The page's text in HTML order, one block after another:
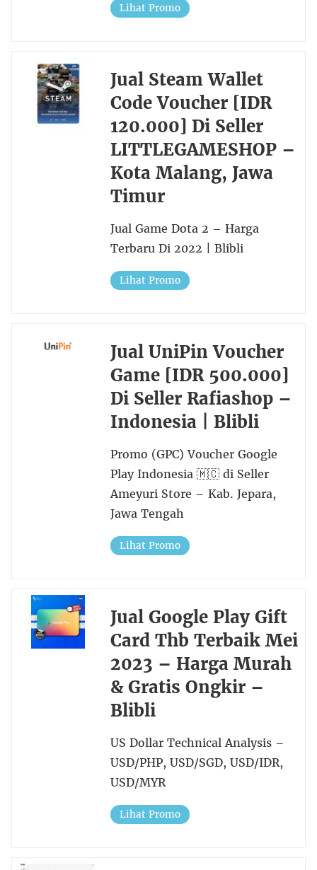
Lihat Promo
Jual Steam Wallet
Code Voucher [IDR
120.000] Di Seller
LITTLEGAMESHOP –
Kota Malang, Jawa
Timur
Jual Game Dota 2 – Harga
Terbaru Di 2022 | Blibli
Lihat Promo
Jual UniPin Voucher
Game [IDR 500.000]
Di Seller Rafiashop –
Indonesia | Blibli
Promo (GPC) Voucher Google
Play Indonesia 🇲🇨 di Seller
Ameyuri Store – Kab. Jepara,
Jawa Tengah
Lihat Promo
Jual Google Play Gift
Card Thb Terbaik Mei
2023 – Harga Murah
& Gratis Ongkir –
Blibli
US Dollar Technical Analysis –
USD/PHP, USD/SGD, USD/IDR,
USD/MYR
Lihat Promo